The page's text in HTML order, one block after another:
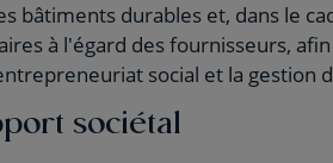
bâtiments durables et, dans le
à l'égard des fournisseurs,
social et la gestion
sociétal